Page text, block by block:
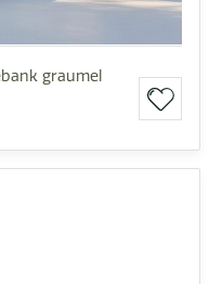
graumel